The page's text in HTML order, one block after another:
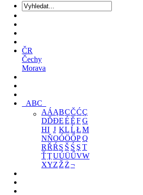
ČR
Čechy
Morava
ABC
AÁĄBCČĆÇ
DĎĐEÉĚFG
HI J KLĹŁM
NŇOÓÖŐPQ
RŘŔ S Š Ś Ş T
ŤŢUÚÜŰVW
XYZ Ž Ż¬